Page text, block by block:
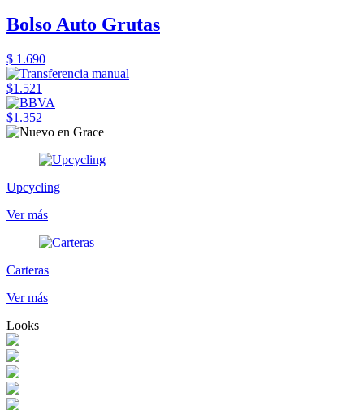
Bolso Auto Grutas
$ 1.690
$1.521
$1.352
Upcycling
Ver más
Carteras
Ver más
Looks